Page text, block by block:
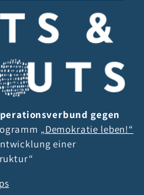
gegen
„Demokratie leben!“
einer